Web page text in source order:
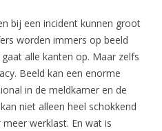
bij een incident kunnen groot
worden immers op beeld
alle kanten op. Maar zelfs
Beeld kan een enorme
in de meldkamer en de
niet alleen heel schokkend
werklast. En wat is